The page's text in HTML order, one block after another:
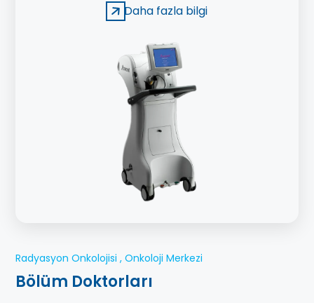
odaklanıyor.
Daha fazla bilgi
Radyasyon Onkolojisi , Onkoloji Merkezi
Bölüm Doktorları